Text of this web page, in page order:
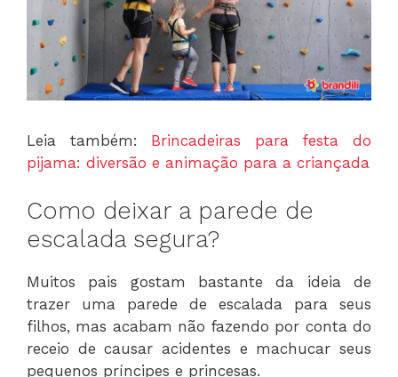
Leia também: Brincadeiras para festa do
pijama: diversão e animação para a criançada
Como deixar a parede de
escalada segura?
Muitos pais gostam bastante da ideia de
trazer uma parede de escalada para seus
filhos, mas acabam não fazendo por conta do
receio de causar acidentes e machucar seus
pequenos príncipes e princesas.